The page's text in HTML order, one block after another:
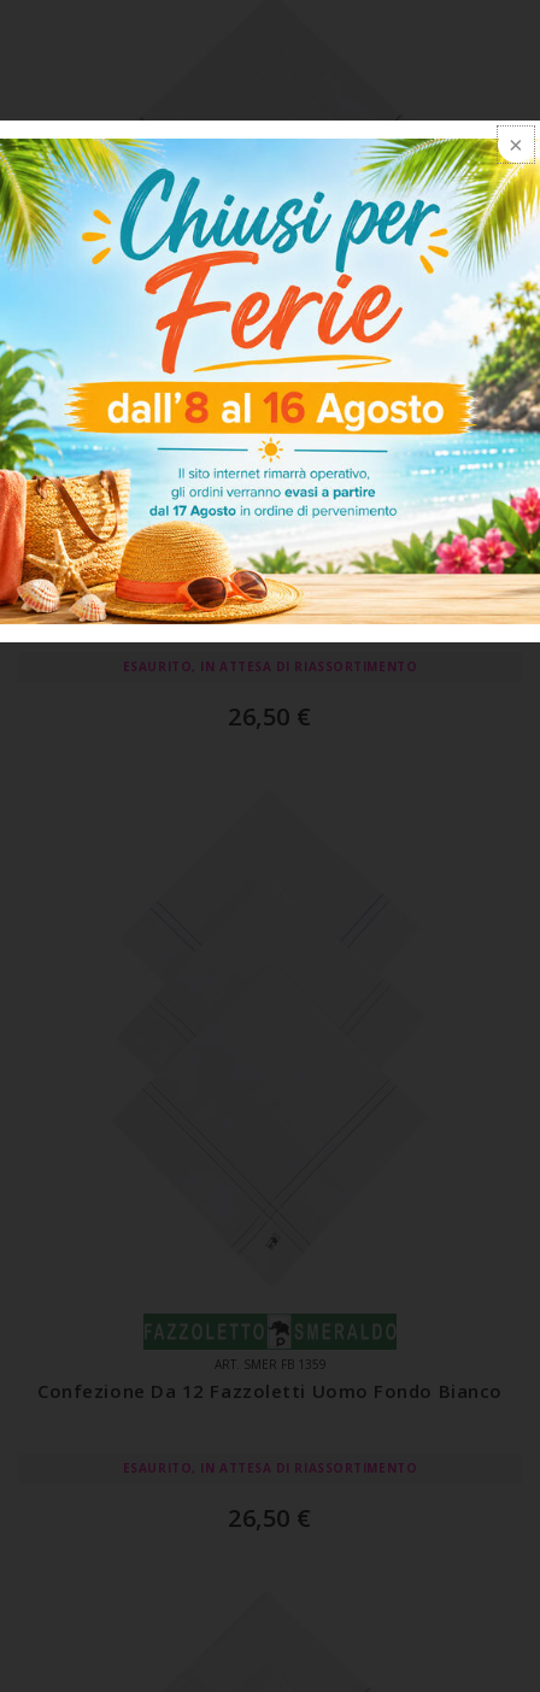
ART. SMER FB 1361
Confezione Da 12 Fazzoletti Uomo Fondo Bianco
ESAURITO, IN ATTESA DI RIASSORTIMENTO
26,50 €
ART. SMER FB 1359
Confezione Da 12 Fazzoletti Uomo Fondo Bianco
ESAURITO, IN ATTESA DI RIASSORTIMENTO
26,50 €